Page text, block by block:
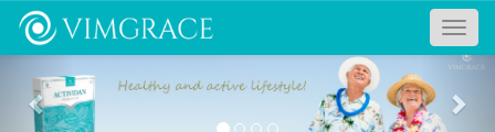
Toggle
Previous